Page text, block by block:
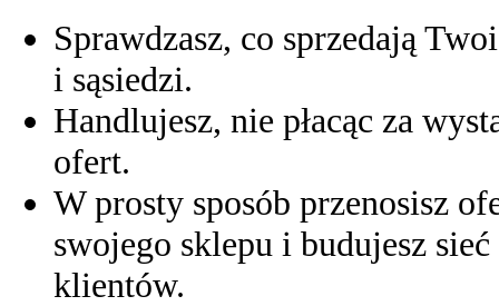
Sprawdzasz, co sprzedają
i sąsiedzi.
Handlujesz, nie płacąc za
ofert.
W prosty sposób przenosisz
swojego sklepu i budujesz sieć
klientów.